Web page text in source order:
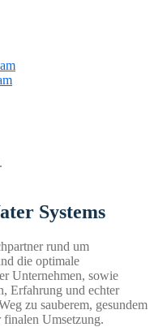
Systems
rund um
die optimale
Unternehmen, sowie
Erfahrung und echter
zu sauberem, gesundem
finalen Umsetzung.